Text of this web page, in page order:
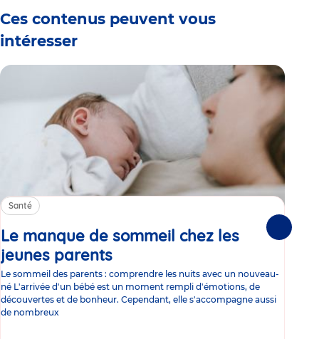
Ces contenus peuvent vous
intéresser
Santé
Le manque de sommeil chez les
jeunes parents
Le sommeil des parents : comprendre les nuits avec un nouveau-
né L'arrivée d'un bébé est un moment rempli d'émotions, de
découvertes et de bonheur. Cependant, elle s'accompagne aussi
de nombreux